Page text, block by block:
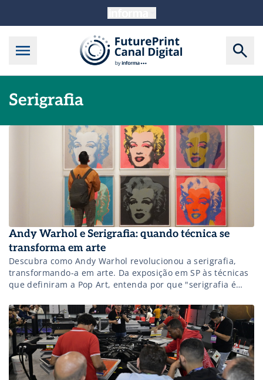
Serigrafia
Andy Warhol e Serigrafia: quando técnica se
transforma em arte
Descubra como Andy Warhol revolucionou a serigrafia,
transformando-a em arte. Da exposição em SP às técnicas
que definiram a Pop Art, entenda por que "serigrafia é